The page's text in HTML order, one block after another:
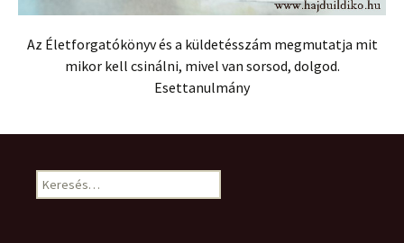
Az Életforgatókönyv és a küldetésszám megmutatja mit
mikor kell csinálni, mivel van sorsod, dolgod.
Esettanulmány
Keresés: